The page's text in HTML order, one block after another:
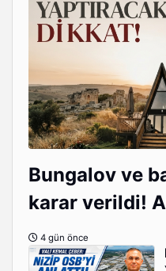
Bungalov ve
karar verildi!
4 gün önce